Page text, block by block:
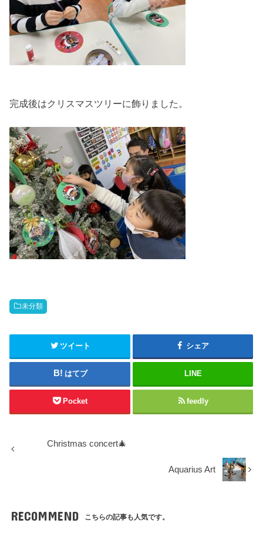
完成後はクリスマスツリーに飾りました。
未分類
ツイート シェア
はてブ LINE
Pocket feedly
Christmas concert🎄
Aquarius Art
RECOMMEND こちらの記事も人気です。